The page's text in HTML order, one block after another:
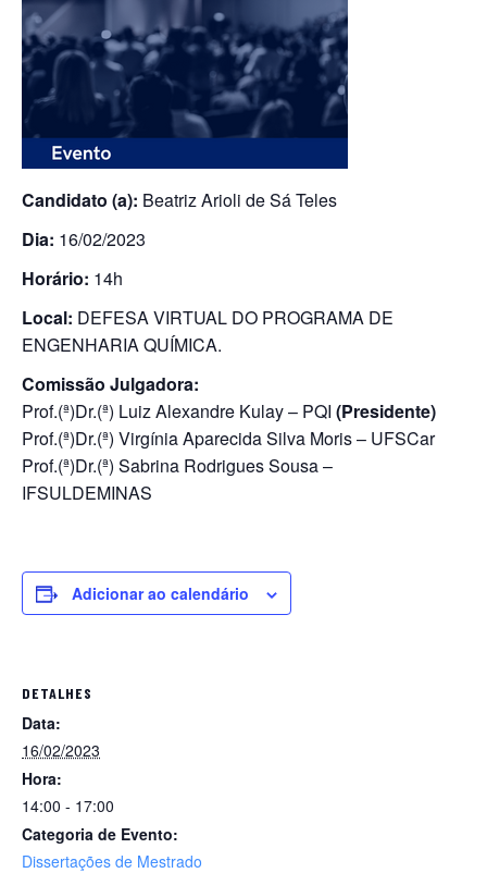
Candidato (a): Beatriz Arioli de Sá Teles
Dia: 16/02/2023
Horário: 14h
Local: DEFESA VIRTUAL DO PROGRAMA DE
ENGENHARIA QUÍMICA.
Comissão Julgadora:
Prof.(ª)Dr.(ª) Luiz Alexandre Kulay – PQI (Presidente)
Prof.(ª)Dr.(ª) Virgínia Aparecida Silva Moris – UFSCar
Prof.(ª)Dr.(ª) Sabrina Rodrigues Sousa –
IFSULDEMINAS
Adicionar ao calendário
DETALHES
Data:
16/02/2023
Hora:
14:00 - 17:00
Categoria de Evento:
Dissertações de Mestrado